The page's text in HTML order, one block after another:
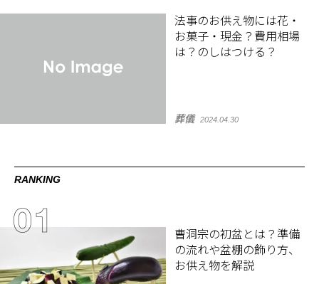
法事のお供え物には花・
お菓子・現金？費用相場
は？のしはつける？
葬儀 2024.04.30
RANKING
曹洞宗の初盆とは？準備
の流れや盆棚の飾り方、
お供え物を解説